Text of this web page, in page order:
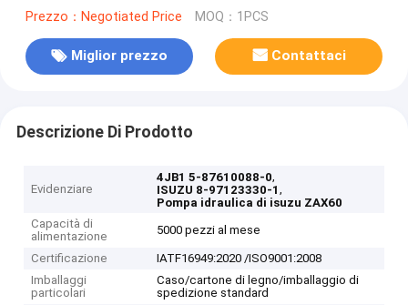
Prezzo：Negotiated Price MOQ：1PCS
Miglior prezzo Contattaci
Descrizione Di Prodotto
Evidenziare
4JB1 5-87610088-0,
ISUZU 8-97123330-1,
Pompa idraulica di isuzu ZAX60
Capacità di
alimentazione
5000 pezzi al mese
Certificazione
IATF16949:2020 /ISO9001:2008
Imballaggi
particolari
Caso/cartone di legno/imballaggio di
spedizione standard